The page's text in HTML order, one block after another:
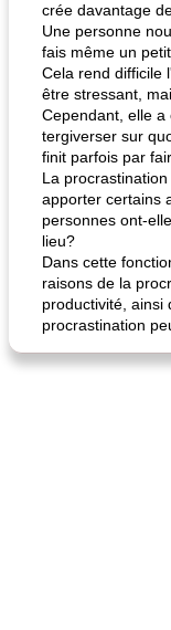
crée davantage
Une personne
fais même un
Cela rend difficile
être stressant,
Cependant, elle
tergiverser sur
finit parfois par
La
apporter certains
personnes ont-
lieu?
Dans cette
raisons de la
productivité, ainsi
procrastination